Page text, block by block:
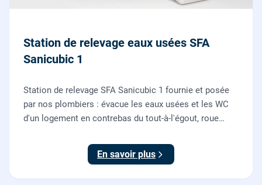
Station de relevage eaux usées SFA
Sanicubic 1
Station de relevage SFA Sanicubic 1 fournie et posée
par nos plombiers : évacue les eaux usées et les WC
d'un logement en contrebas du tout-à-l'égout, roue
En savoir plus